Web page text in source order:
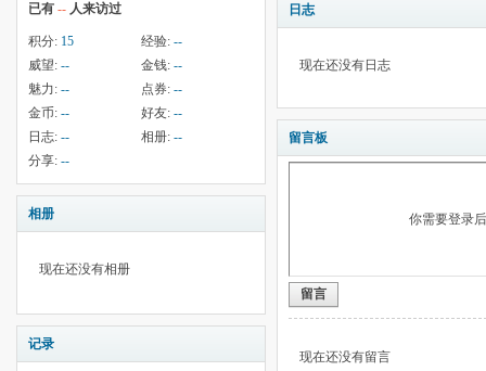
已有 -- 人来访过
积分: 15 经验: --
威望: -- 金钱: --
魅力: -- 点券: --
金币: -- 好友: --
日志: -- 相册: --
分享: --
相册
现在还没有相册
记录
日志
现在还没有日志
留言板
你需要登录
留言
现在还没有留言